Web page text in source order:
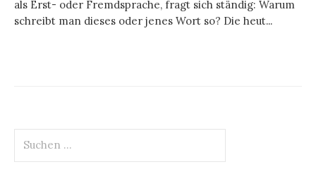
als Erst- oder Fremdsprache, fragt sich ständig: Warum
schreibt man dieses oder jenes Wort so? Die heut...
nach: